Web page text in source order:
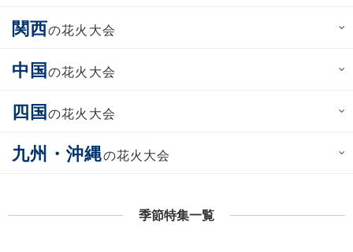
関西の花火大会
中国の花火大会
四国の花火大会
九州・沖縄の花火大会
季節特集一覧